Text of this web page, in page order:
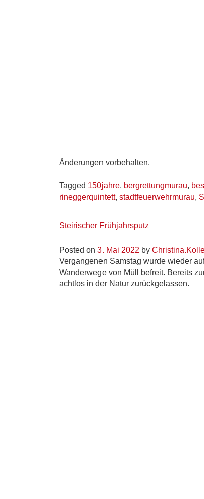
Änderungen vorbehalten.
Tagged 150jahre, bergrettungmurau,
rineggerquintett, stadtfeuerwehrmurau,
Steirischer Frühjahrsputz
Posted on 3. Mai 2022 by
Vergangenen Samstag wurde wieder
Wanderwege von Müll befreit. Bereits
achtlos in der Natur zurückgelassen.